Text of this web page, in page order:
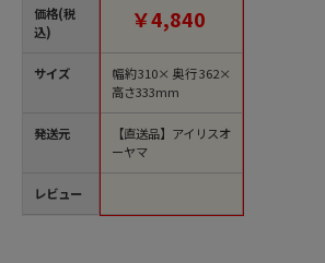
価格(税
込)
サイズ
発送元
レビュー
単位1台）【直送品】
￥4,840
幅約310×奥行362×
高さ333mm
【直送品】アイリスオ
ーヤマ